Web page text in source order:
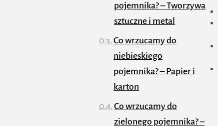
pojemnika? – Tworzywa
sztuczne i metal
Co wrzucamy do
niebieskiego
pojemnika? – Papier i
karton
Co wrzucamy do
zielonego pojemnika? –